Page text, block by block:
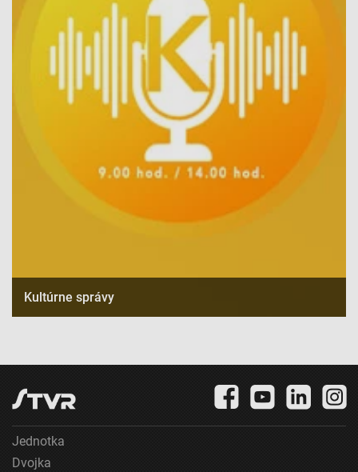
Kultúrne správy
Jednotka
Dvojka